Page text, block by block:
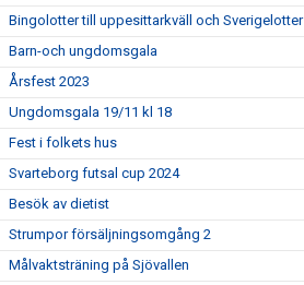
Bingolotter till uppesittarkväll och Sverigelotter
Barn-och ungdomsgala
Årsfest 2023
Ungdomsgala 19/11 kl 18
Fest i folkets hus
Svarteborg futsal cup 2024
Besök av dietist
Strumpor försäljningsomgång 2
Målvaktsträning på Sjövallen